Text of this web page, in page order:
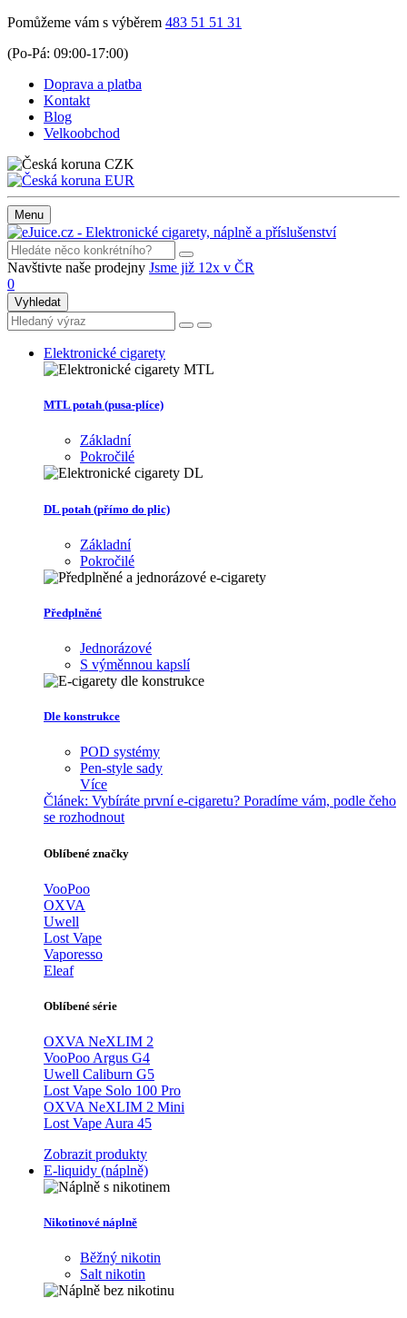
Pomůžeme vám s výběrem 483 51 51 31
(Po-Pá: 09:00-17:00)
Doprava a platba
Kontakt
Blog
Velkoobchod
CZK
EUR
Menu
Navštivte naše prodejny Jsme již 12x v ČR
0
Vyhledat
Elektronické cigarety
MTL potah (pusa-plíce)
Základní
Pokročilé
DL potah (přímo do plic)
Základní
Pokročilé
Předplněné
Jednorázové
S výměnnou kapslí
Dle konstrukce
POD systémy
Pen-style sady
Více
Článek: Vybíráte první e-cigaretu? Poradíme vám, podle čeho
se rozhodnout
Oblíbené značky
VooPoo
OXVA
Uwell
Lost Vape
Vaporesso
Eleaf
Oblíbené série
OXVA NeXLIM 2
VooPoo Argus G4
Uwell Caliburn G5
Lost Vape Solo 100 Pro
OXVA NeXLIM 2 Mini
Lost Vape Aura 45
Zobrazit produkty
E-liquidy (náplně)
Nikotinové náplně
Běžný nikotin
Salt nikotin